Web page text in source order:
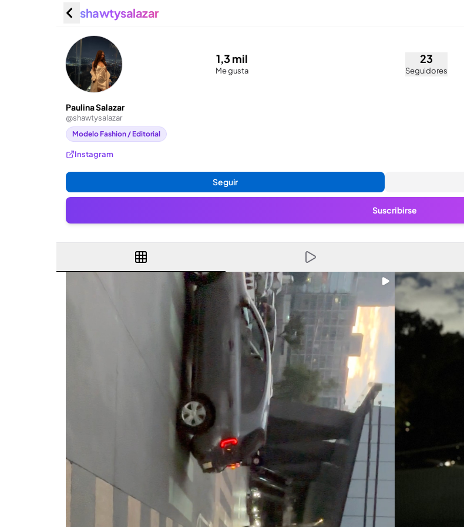
shawtysalazar
1,3 mil
Me gusta
23
Seguidores
Paulina Salazar
@shawtysalazar
Modelo Fashion / Editorial
Instagram
Seguir
Suscribirse